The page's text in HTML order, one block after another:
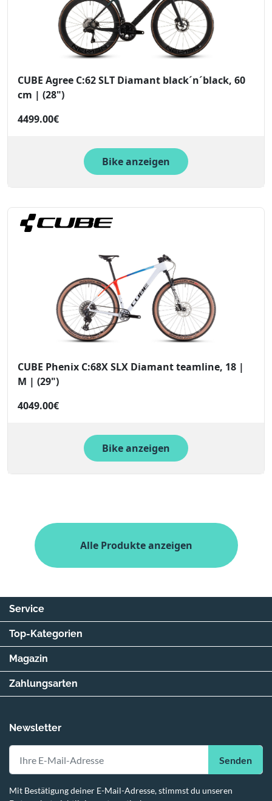
CUBE Agree C:62 SLT Diamant black´n´black, 60
cm | (28")
4499.00€
Bike anzeigen
CUBE Phenix C:68X SLX Diamant teamline, 18 |
M | (29")
4049.00€
Bike anzeigen
Alle Produkte anzeigen
Newsletter
Senden
Mit Bestätigung deiner E-Mail-Adresse, stimmst du unseren
Service
Top-Kategorien
Magazin
Zahlungsarten